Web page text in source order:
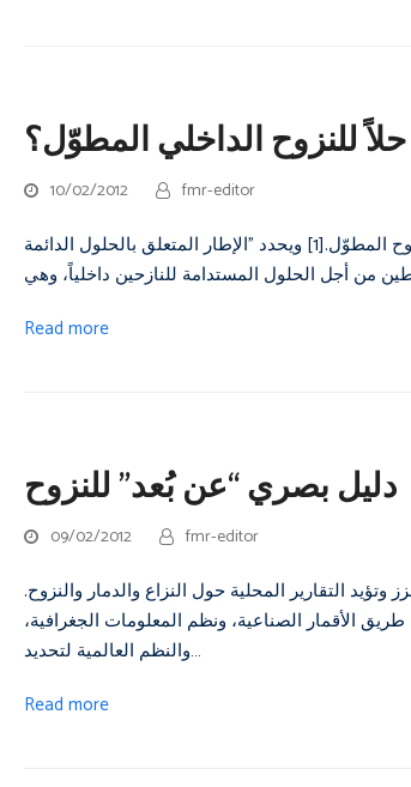
للنزوح الداخلي المطوّل؟
10/02/2012 fmr-editor
يعيش حوالي ثلثي النازحين داخلياً في العالم، والبالغ عددهم ٢٧ مليون شخص، في أوضاع النزوح المطوّل.[1] ويحدد "الإطار المتعلق بالحلول الدائمة
Read more
دليل بصري “عن بُعد” للنزوح
09/02/2012 fmr-editor
التقارير المحلية حول النزاع والدمار والنزوح.
الأقمار الصناعية، ونظم المعلومات الجغرافية،
والنظم العالمية لتحديد…
Read more